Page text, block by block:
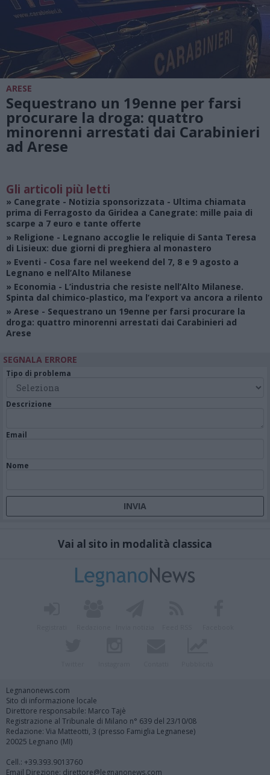
ARESE
Sequestrano un 19enne per farsi
procurare la droga: quattro
minorenni arrestati dai Carabinieri
ad Arese
Gli articoli più letti
» Canegrate - Notizia sponsorizzata - Ultima chiamata
prima di Ferragosto da Giridea a Canegrate: mille paia di
scarpe a 7 euro e tante offerte
» Religione - Legnano accoglie le reliquie di Santa Teresa
di Lisieux: due giorni di preghiera al monastero
» Eventi - Cosa fare nel weekend del 7, 8 e 9 agosto a
Legnano e nell’Alto Milanese
» Economia - L’industria che resiste nell’Alto Milanese.
Spinta dal chimico-plastico, ma l’export va ancora a rilento
» Arese - Sequestrano un 19enne per farsi procurare la
droga: quattro minorenni arrestati dai Carabinieri ad
Arese
SEGNALA ERRORE
Tipo di problema
Descrizione
Email
Nome
Vai al sito in modalità classica
Legnanonews.com
Sito di informazione locale
Direttore responsabile: Marco Tajè
Registrazione al Tribunale di Milano n° 639 del 23/10/08
Redazione: Via Matteotti, 3 (presso Famiglia Legnanese)
20025 Legnano (MI)
Cell.: +39.393.9013760
Email Direzione: direttore@legnanonews.com